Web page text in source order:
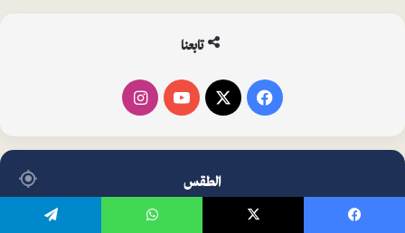
تابعنا
فيسبوك ‫X
‫YouTubeانستقرام
الطقس